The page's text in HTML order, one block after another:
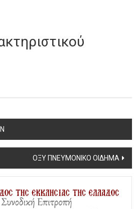
ΟΞΥ ΠΝΕΥΜΟΝΙΚΟ ΟΙΔΗΜΑ